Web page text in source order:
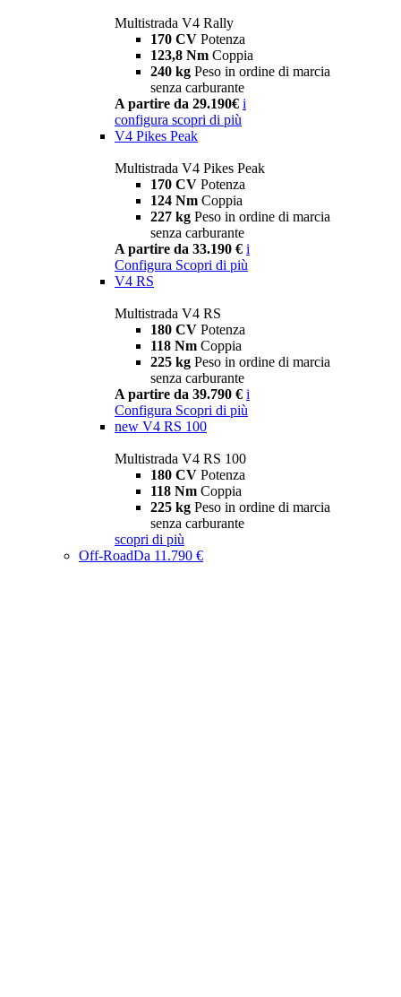
Multistrada V4 Rally
170 CV Potenza
123,8 Nm Coppia
240 kg Peso in ordine di marcia
senza carburante
A partire da 29.190€ i
configura scopri di più
V4 Pikes Peak
Multistrada V4 Pikes Peak
170 CV Potenza
124 Nm Coppia
227 kg Peso in ordine di marcia
senza carburante
A partire da 33.190 € i
Configura Scopri di più
V4 RS
Multistrada V4 RS
180 CV Potenza
118 Nm Coppia
225 kg Peso in ordine di marcia
senza carburante
A partire da 39.790 € i
Configura Scopri di più
new V4 RS 100
Multistrada V4 RS 100
180 CV Potenza
118 Nm Coppia
225 kg Peso in ordine di marcia
senza carburante
scopri di più
Off-RoadDa 11.790 €